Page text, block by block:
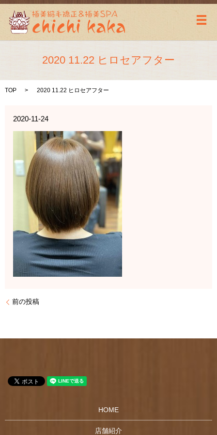
メ
2020 11.22 ヒロセアフター
TOP 2020 11.22 ヒロセアフター
2020-11-24
前の投稿
HOME
店舗紹介